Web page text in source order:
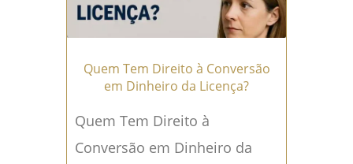
Quem Tem Direito à Conversão
em Dinheiro da Licença?
Quem Tem Direito à
Conversão em Dinheiro da